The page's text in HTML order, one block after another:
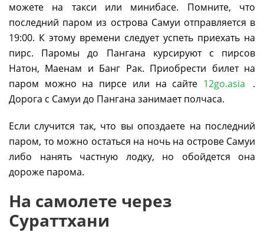
можете на такси или минибасе. Помните, что
последний паром из острова Самуи отправляется в
19:00. К этому времени следует успеть приехать на
пирс. Паромы до Пангана курсируют с пирсов
Натон, Маенам и Банг Рак. Приобрести билет на
паром можно на пирсе или на сайте 12go.asia
.
Дорога с Самуи до Пангана занимает полчаса.
Если случится так, что вы опоздаете на последний
паром, то можно остаться на ночь на острове Самуи
либо нанять частную лодку, но обойдется она
дороже парома.
На самолете через
Сураттхани